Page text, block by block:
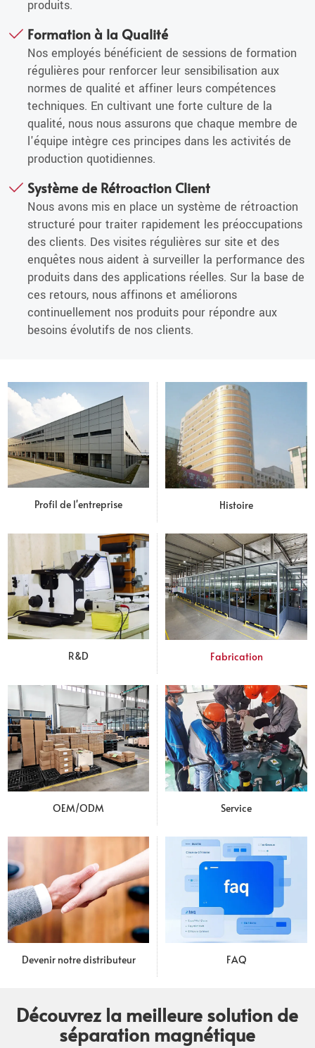
produits.
Formation à la Qualité
Nos employés bénéficient de sessions de formation
régulières pour renforcer leur sensibilisation aux
normes de qualité et affiner leurs compétences
techniques. En cultivant une forte culture de la
qualité, nous nous assurons que chaque membre de
l'équipe intègre ces principes dans les activités de
production quotidiennes.
Système de Rétroaction Client
Nous avons mis en place un système de rétroaction
structuré pour traiter rapidement les préoccupations
des clients. Des visites régulières sur site et des
enquêtes nous aident à surveiller la performance des
produits dans des applications réelles. Sur la base de
ces retours, nous affinons et améliorons
continuellement nos produits pour répondre aux
besoins évolutifs de nos clients.
Profil de l'entreprise Histoire
R&D Fabrication
OEM/ODM Service
Devenir notre distributeur FAQ
Découvrez la meilleure solution de
séparation magnétique